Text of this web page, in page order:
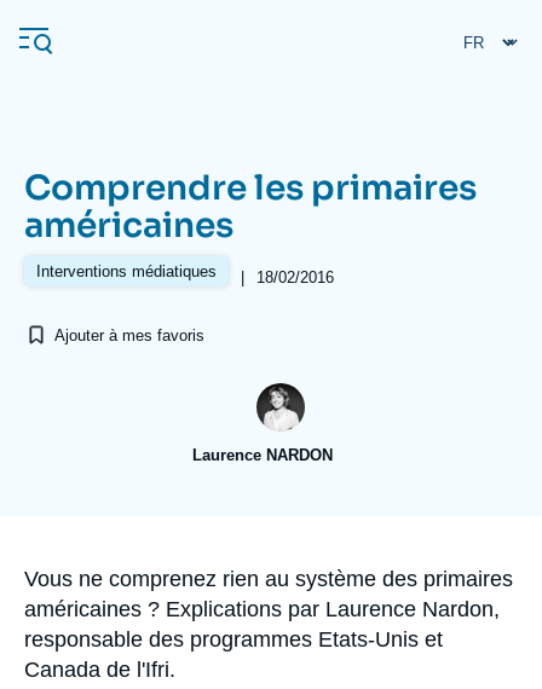
au
contenu
Navigation
principale
L'Ifri
Analyses
Nous soutenir
Recherches fréquentes
Proche-Orient
Comprendre les primaires
américaines
Interventions médiatiques | 18/02/2016
Ajouter à mes favoris
Laurence NARDON
Accroche
Vous ne comprenez rien au système des primaires
américaines ? Explications par Laurence Nardon,
responsable des programmes Etats-Unis et
Canada de l'Ifri.